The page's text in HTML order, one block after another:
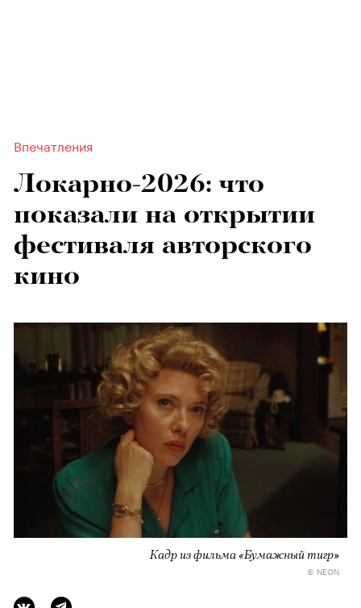
Впечатления
Локарно-2026: что
показали на открытии
фестиваля авторского
кино
Кадр из фильма «Бумажный тигр»
© NEON